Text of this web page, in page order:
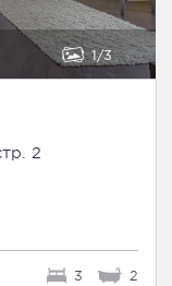
1 3
2
3 2